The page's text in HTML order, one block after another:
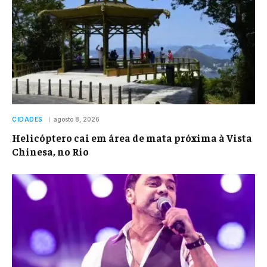
CIDADES agosto 8, 2026
Helicóptero cai em área de mata próxima à Vista
Chinesa, no Rio